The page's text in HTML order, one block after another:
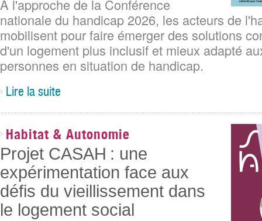
À l'approche de la Conférence
nationale du handicap 2026, les acteurs de
mobilisent pour faire émerger des solutions
d'un logement plus inclusif et mieux adapté
personnes en situation de handicap.
Lire la suite
Habitat & Autonomie
Projet CASAH : une
expérimentation face aux
défis du vieillissement dans
le logement social